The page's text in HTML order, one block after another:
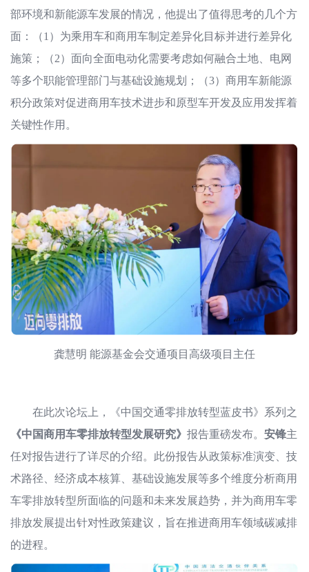
部环境和新能源车发展的情况，他提出了值得思考的几个方
面：（1）为乘用车和商用车制定差异化目标并进行差异化
施策；（2）面向全面电动化需要考虑如何融合土地、电网
等多个职能管理部门与基础设施规划；（3）商用车新能源
积分政策对促进商用车技术进步和原型车开发及应用发挥着
关键性作用。
龚慧明 能源基金会交通项目高级项目主任
在此次论坛上，《中国交通零排放转型蓝皮书》系列之
《中国商用车零排放转型发展研究》 报告重磅发布。 安锋主
任对报告进行了详尽的介绍。此份报告从政策标准演变、技
术路径、经济成本核算、基础设施发展等多个维度分析商用
车零排放转型所面临的问题和未来发展趋势，并为商用车零
排放发展提出针对性政策建议，旨在推进商用车领域碳减排
的进程。